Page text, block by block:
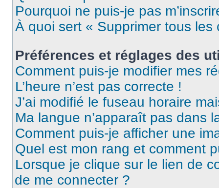
Pourquoi ne puis-je pas
À quoi sert « Supprimer tous les
Préférences et réglages des
Comment puis-je modifier mes
L’heure n’est pas correcte !
J’ai modifié le fuseau horaire
Ma langue n’apparaît pas dans
Comment puis-je afficher une
Quel est mon rang et comment
Lorsque je clique sur le lien de
de me connecter ?